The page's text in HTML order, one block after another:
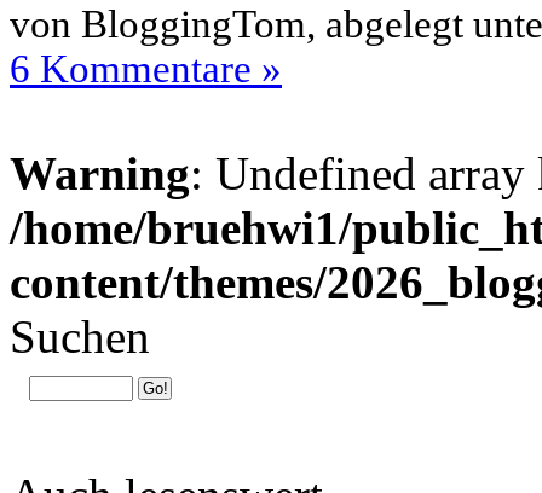
von BloggingTom, abgelegt
6 Kommentare »
Warning: Undefined
/home/bruehwi1/
content/themes/
Suchen